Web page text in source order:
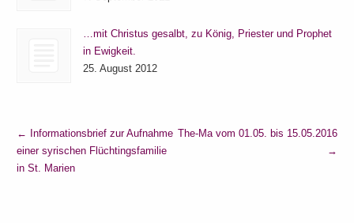
…mit Christus gesalbt, zu König, Priester und Prophet
in Ewigkeit.
25. August 2012
←
Informationsbrief zur Aufnahme
einer syrischen Flüchtingsfamilie
in St. Marien
The-Ma vom 01.05. bis 15.05.2016
→